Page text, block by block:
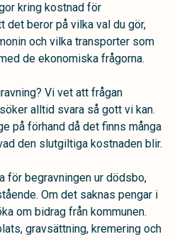
kring kostnad för
det beror på vilka val du gör,
och vilka transporter som
de ekonomiska frågorna.
Vi vet att frågan
alltid svara så gott vi kan.
på förhand då det finns många
den slutgiltiga kostnaden blir.
för begravningen ur dödsbo,
Om det saknas pengar i
om bidrag från kommunen.
gravsättning, kremering och